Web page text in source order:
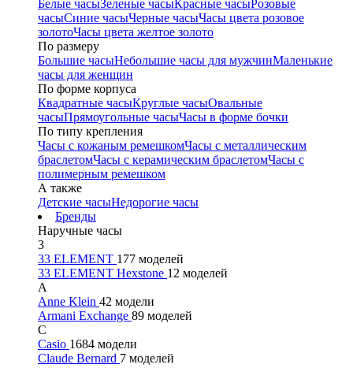
Белые часыЗеленые часыКрасные часыРозовые
часыСиние часыЧерные часыЧасы цвета розовое
золотоЧасы цвета желтое золото
По размеру
Большие часыНебольшие часы для мужчинМаленькие
часы для женщин
По форме корпуса
Квадратные часыКруглые часыОвальные
часыПрямоугольные часыЧасы в форме бочки
По типу крепления
Часы с кожаным ремешкомЧасы с металлическим
браслетомЧасы с керамическим браслетомЧасы с
полимерным ремешком
А также
Детские часыНедорогие часы
Бренды
Наручные часы
3
33 ELEMENT 177 моделей
33 ELEMENT Hexstone 12 моделей
A
Anne Klein 42 модели
Armani Exchange 89 моделей
C
Casio 1684 модели
Claude Bernard 7 моделей